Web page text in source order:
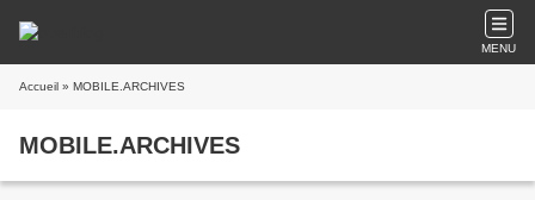
MENU
Accueil » MOBILE.ARCHIVES
MOBILE.ARCHIVES